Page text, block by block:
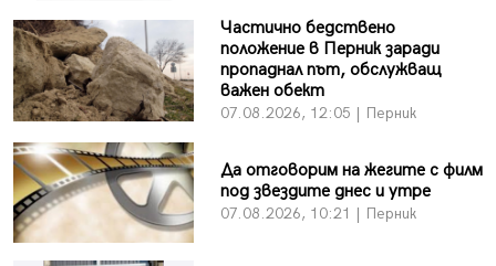
Частично бедствено
положение в Перник заради
пропаднал път, обслужващ
важен обект
07.08.2026, 12:05 | Перник
Да отговорим на жегите с филм
под звездите днес и утре
07.08.2026, 10:21 | Перник